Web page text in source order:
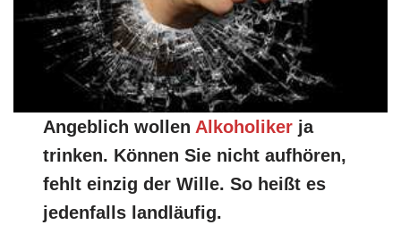
Angeblich wollen Alkoholiker ja
trinken. Können Sie nicht aufhören,
fehlt einzig der Wille. So heißt es
jedenfalls landläufig.